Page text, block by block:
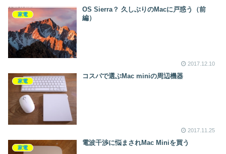
家電
OS Sierra？ 久しぶりのMacに戸惑う（前
編）
2017.12.10
家電
コスパで選ぶMac miniの周辺機器
2017.11.25
家電
電波干渉に悩まされMac Miniを買う